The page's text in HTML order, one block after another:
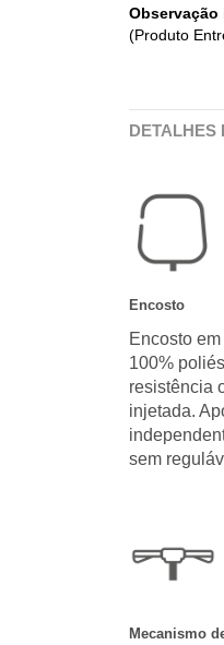
(Produto
DETALHES
Encosto
Encosto
100%
resistência
injetada.
sem
Mecanismo